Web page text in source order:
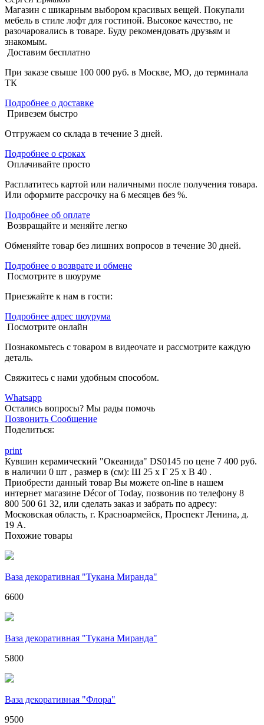
Магазин с шикарным выбором красивых вещей. Покупали
мебель в стиле лофт для гостиной. Высокое качество, не
разочаровались в товаре. Буду рекомендовать друзьям и
знакомым.
Доставим бесплатно
При заказе свыше 100 000 руб. в Москве, МО, до терминала
ТК
Подробнее о доставке
Привезем быстро
Отгружаем со склада в течение 3 дней.
Подробнее о сроках
Оплачивайте просто
Расплатитесь картой или наличными после получения товара.
Или оформите рассрочку на 6 месяцев без %.
Подробнее об оплате
Возвращайте и меняйте легко
Обменяйте товар без лишних вопросов в течение 30 дней.
Подробнее о возврате и обмене
Посмотрите в шоуруме
Приезжайте к нам в гости:
Подробнее адрес шоурума
Посмотрите онлайн
Познакомьтесь с товаром в видеочате и рассмотрите каждую
деталь.
Свяжитесь с нами удобным способом.
Whatsapp
Остались вопросы? Мы рады помочь
Позвонить Сообщение
Поделиться:
print
Кувшин керамический "Океанида" DS0145 по цене 7 400 руб.
в наличии 0 шт , размер в (см): Ш 25 x Г 25 x В 40 .
Приобрести данный товар Вы можете on-line в нашем
интернет магазине Décor of Today, позвонив по телефону 8
800 500 61 32, или сделать заказ и забрать по адресу:
Московская область, г. Красноармейск, Проспект Ленина, д.
19 А.
Похожие товары
Ваза декоративная "Тукана Миранда"
6600
Ваза декоративная "Тукана Миранда"
5800
Ваза декоративная "Флора"
9500